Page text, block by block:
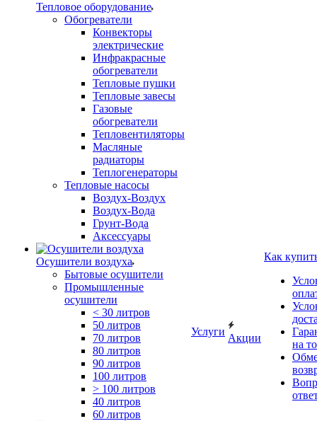
Тепловое оборудование
Обогреватели
Конвекторы
электрические
Инфракрасные
обогреватели
Тепловые пушки
Тепловые завесы
Газовые
обогреватели
Тепловентиляторы
Масляные
радиаторы
Теплогенераторы
Тепловые насосы
Воздух-Воздух
Воздух-Вода
Грунт-Вода
Аксессуары
Осушители воздуха
Бытовые осушители
Промышленные
осушители
< 30 литров
50 литров
70 литров
80 литров
90 литров
100 литров
> 100 литров
40 литров
60 литров
Услуги
Акции
Как
на